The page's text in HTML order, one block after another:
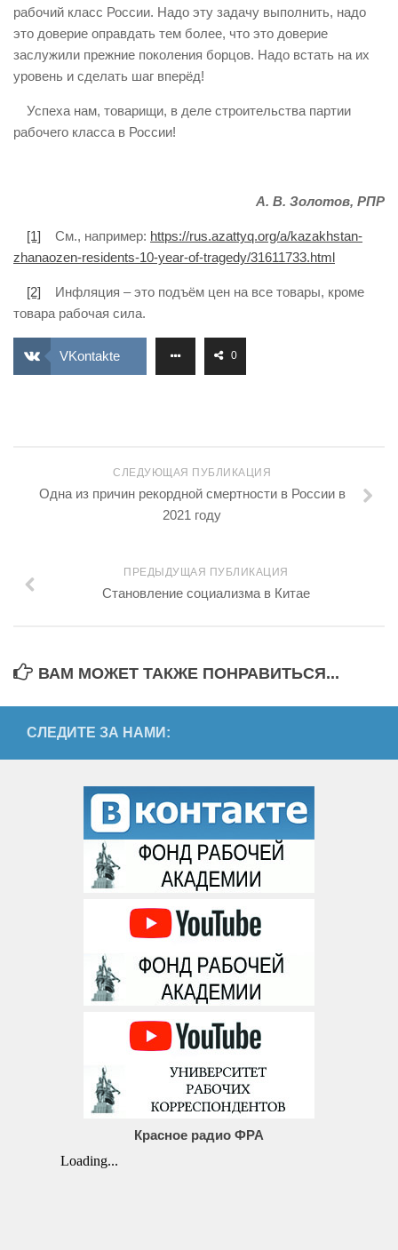
рабочий класс России. Надо эту задачу выполнить, надо
это доверие оправдать тем более, что это доверие
заслужили прежние поколения борцов. Надо встать на их
уровень и сделать шаг вперёд!
Успеха нам, товарищи, в деле строительства партии
рабочего класса в России!
А. В. Золотов, РПР
[1] См., например: https://rus.azattyq.org/a/kazakhstan-
zhanaozen-residents-10-year-of-tragedy/31611733.html
[2] Инфляция – это подъём цен на все товары, кроме
товара рабочая сила.
VKontakte 0
СЛЕДУЮЩАЯ ПУБЛИКАЦИЯ
Одна из причин рекордной смертности в России в
2021 году
ПРЕДЫДУЩАЯ ПУБЛИКАЦИЯ
Становление социализма в Китае
ВАМ МОЖЕТ ТАКЖЕ ПОНРАВИТЬСЯ...
СЛЕДИТЕ ЗА НАМИ:
Красное радио ФРА